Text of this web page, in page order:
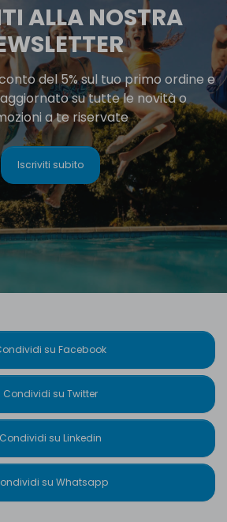
ALLA NOSTRA
del 5% sul tuo primo ordine e
su tutte le novità o
a te riservate
Iscriviti subito
su Facebook
Condividi su Twitter
Condividi su Linkedin
su Whatsapp